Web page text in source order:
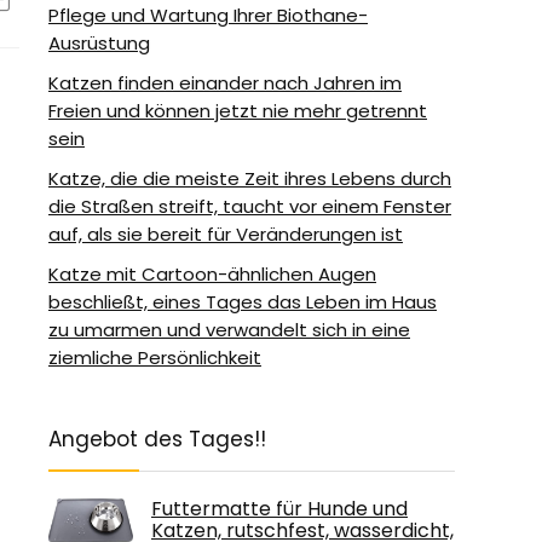
Pflege und Wartung Ihrer Biothane-
Ausrüstung
Katzen finden einander nach Jahren im
Freien und können jetzt nie mehr getrennt
sein
Katze, die die meiste Zeit ihres Lebens durch
die Straßen streift, taucht vor einem Fenster
auf, als sie bereit für Veränderungen ist
Katze mit Cartoon-ähnlichen Augen
beschließt, eines Tages das Leben im Haus
zu umarmen und verwandelt sich in eine
ziemliche Persönlichkeit
Angebot des Tages!!
Futtermatte für Hunde und
Katzen, rutschfest, wasserdicht,